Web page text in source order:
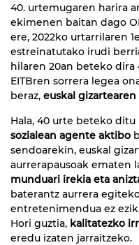
40. urtemugaren harira
ekimenen baitan dago
ere, 2022ko urtarrilaren
estreinatutako irudi
hilaren 20an beteko dira
EITBren sorrera legea
beraz, euskal gizartearen
Hala, 40 urte beteko ditu
sozialean agente aktibo
sendoarekin, euskal
aurrerapausoak ematen
munduari irekia eta
baterantz aurrera
entretenimendua ez
Hori guztia, kalitatezko
eredu izaten jarraitzeko.